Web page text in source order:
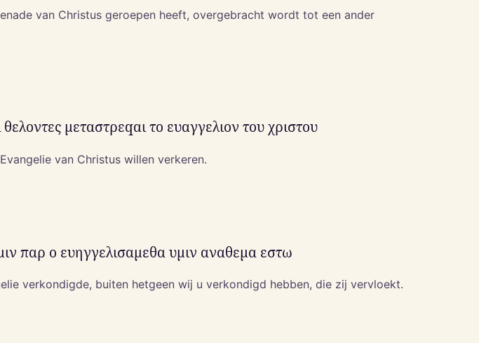
van Christus geroepen heeft, overgebracht wordt tot een ander
μεταστρεqαι το ευαγγελιον του χριστου
van Christus willen verkeren.
παρ ο ευηγγελισαμεθα υμιν αναθεμα εστω
verkondigde, buiten hetgeen wij u verkondigd hebben, die zij vervloekt.